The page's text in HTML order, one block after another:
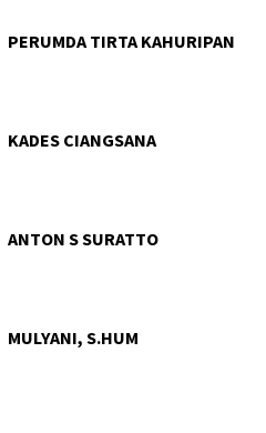
PERUMDA TIRTA KAHURIPAN
KADES CIANGSANA
ANTON S SURATTO
MULYANI, S.HUM